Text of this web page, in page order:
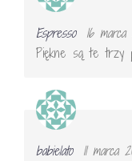
Espresso
16 marca
Piękne są te trzy
babielato
11 marca